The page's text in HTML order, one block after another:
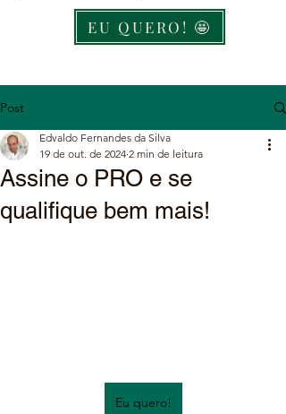
EU QUERO! 🤩
Post
Assine o PRO e se
qualifique bem mais!
Edvaldo Fernandes da Silva
19 de out. de 2024 2 min de leitura
Eu quero!